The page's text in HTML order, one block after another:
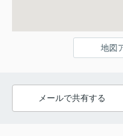
地図
メールで共有する